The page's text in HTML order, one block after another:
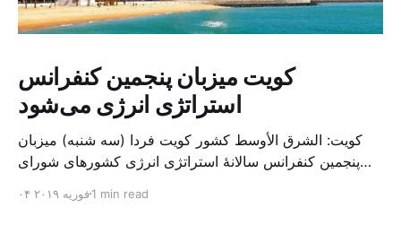
کویت میزبان پنجمین کنفرانس
استراتژی انرژی می‌شود
کویت: الشرق الأوسط کشور کویت فردا (سه شنبه) میزبان
پنجمین کنفرانس سالانهٔ استراتژی انرژی کشورهای شورای
متخصص از شرکت‌های جهانی نفت و گاز در این کنفرانس
۰۴ فوریه ۲۰۱۹1 min read